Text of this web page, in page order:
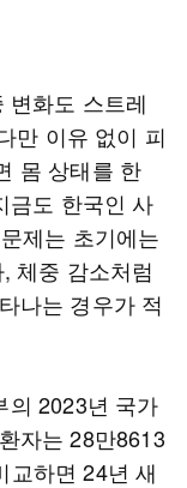
변화도 스트레
만 이유 없이 피
몸 상태를 한
금도 한국인 사
제는 초기에는
체중 감소처럼
나는 경우가 적
의 2023년 국가
자는 28만8613
교하면 24년 새